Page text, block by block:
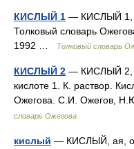
КИСЛЫЙ 1 — КИСЛЫЙ 1,
Толковый словарь
1992 …
Толковый словарь
КИСЛЫЙ 2 — КИСЛЫЙ 2,
кислоте 1. К. раствор.
Ожегова. С.И. Ожегов,
словарь Ожегова
кислый — КИСЛЫЙ, ая,